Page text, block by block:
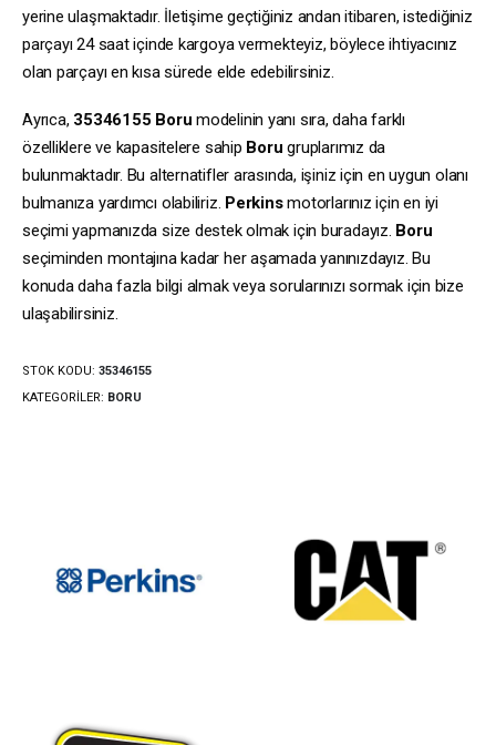
yerine ulaşmaktadır. İletişime geçtiğiniz andan itibaren, istediğiniz
parçayı 24 saat içinde kargoya vermekteyiz, böylece ihtiyacınız
olan parçayı en kısa sürede elde edebilirsiniz.
Ayrıca, 35346155 Boru modelinin yanı sıra, daha farklı
özelliklere ve kapasitelere sahip Boru gruplarımız da
bulunmaktadır. Bu alternatifler arasında, işiniz için en uygun olanı
bulmanıza yardımcı olabiliriz. Perkinsmotorlarınız için en iyi
seçimi yapmanızda size destek olmak için buradayız. Boru
seçiminden montajına kadar her aşamada yanınızdayız. Bu
konuda daha fazla bilgi almak veya sorularınızı sormak için bize
ulaşabilirsiniz.
STOK KODU: 35346155
KATEGORILER: BORU